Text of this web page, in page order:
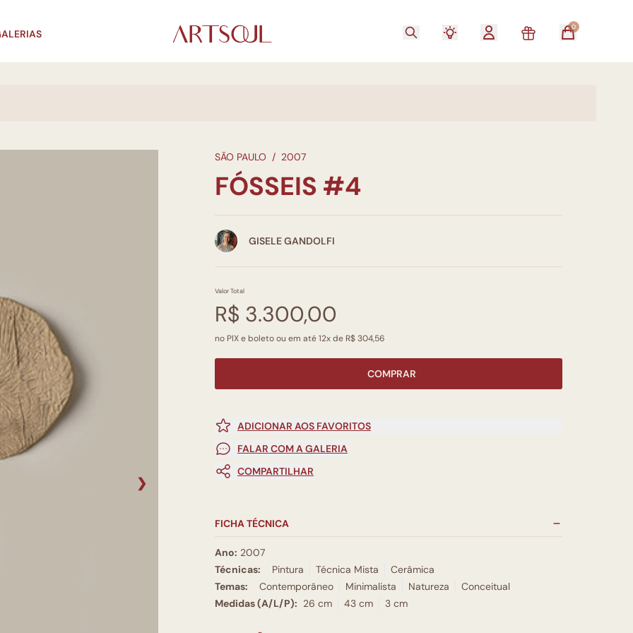
0
❯
SÃO PAULO / 2007
FÓSSEIS #4
GISELE GANDOLFI
Valor Total
R$ 3.300,00
no PIX e boleto ou em até 12x de R$ 304,56
COMPRAR
ADICIONAR AOS FAVORITOS
FALAR COM A GALERIA
COMPARTILHAR
FICHA TÉCNICA
Ano: 2007
Técnicas:
Pintura Técnica Mista
Cerâmica
Temas:
Contemporâneo Minimalista Natureza
Conceitual
Medidas (A/L/P): 26 cm 43 cm 3 cm